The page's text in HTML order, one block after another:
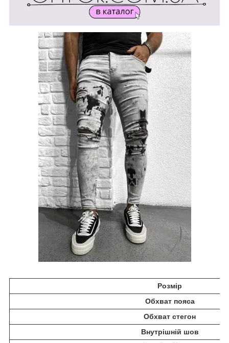
Розмір
Обхват пояса
Обхват стегон
Внутрішній шов